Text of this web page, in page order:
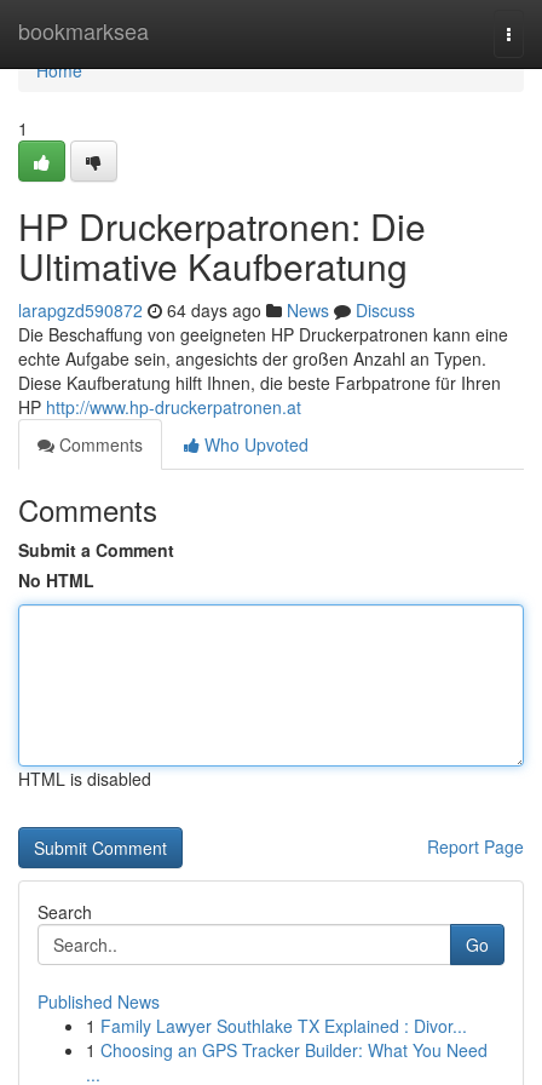
bookmarksea
Home
Home
1
HP Druckerpatronen: Die
Ultimative Kaufberatung
larapgzd590872 64 days ago News
Discuss
Die Beschaffung von geeigneten HP Druckerpatronen kann eine
echte Aufgabe sein, angesichts der großen Anzahl an Typen.
Diese Kaufberatung hilft Ihnen, die beste Farbpatrone für Ihren
HP http://www.hp-druckerpatronen.at
Comments
Who Upvoted
Comments
Submit a Comment
No HTML
HTML is disabled
Report Page
Search
Go
Published News
1 Family Lawyer Southlake TX Explained : Divor...
1 Choosing an GPS Tracker Builder: What You Need
...